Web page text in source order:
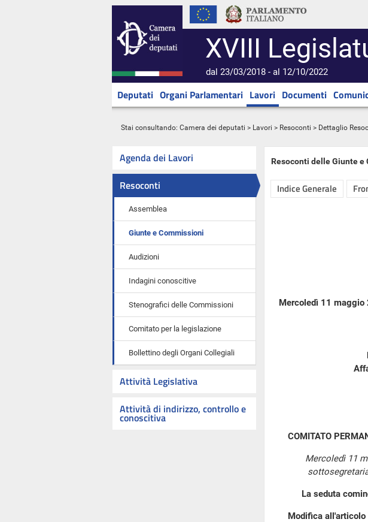
XVIII
dal 23/03/2018 - al 12/10/2022
Deputati Organi Parlamentari Lavori Documenti
Stai consultando: Camera dei deputati > Lavori > Resoconti > Dettaglio
Agenda dei Lavori
Resoconti
Assemblea
Giunte e Commissioni
Audizioni
Indagini conoscitive
Stenografici delle Commissioni
Comitato per la legislazione
Bollettino degli Organi Collegiali
Attività Legislativa
Attività di indirizzo, controllo e
conoscitiva
Resoconti delle Giunte e
Indice Generale
Mercoledì 11 maggio
COMITATO
Mercoledì 11
La seduta
Modifica